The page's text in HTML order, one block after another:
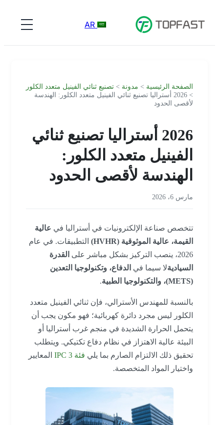
الصفحة الرئيسية>مدونة>تصنيع ثنائي الفينيل متعدد الكلور
> 2026 أستراليا تصنيع ثنائي الفينيل متعدد الكلور: الهندسة
لأقصى الحدود
2026 أستراليا تصنيع ثنائي
الفينيل متعدد الكلور:
الهندسة لأقصى الحدود
مارس 6، 2026
تتخصص صناعة الإلكترونيات في أستراليا في عالية
القيمة، عالية الموثوقية (HVHR)
التطبيقات. في عام
2026، ينصب التركيز بشكل مباشر على
القدرة
السياديةلا سيما في الدفاع، وتكنولوجيا التعدين
.
بالنسبة للمهندس الأسترالي، فإن ثنائي الفينيل متعدد
الكلور ليس مجرد دائرة كهربائية؛ فهو مكون يجب أن
يتحمل الحرارة الشديدة في منجم غرب أستراليا أو
البيئة عالية الاهتزاز في نظام دفاع تكتيكي. ويتطلب
تحقيق ذلك الالتزام الصارم بما يلي فئة IPC 3
المعايير
واختيار المواد المتخصصة.